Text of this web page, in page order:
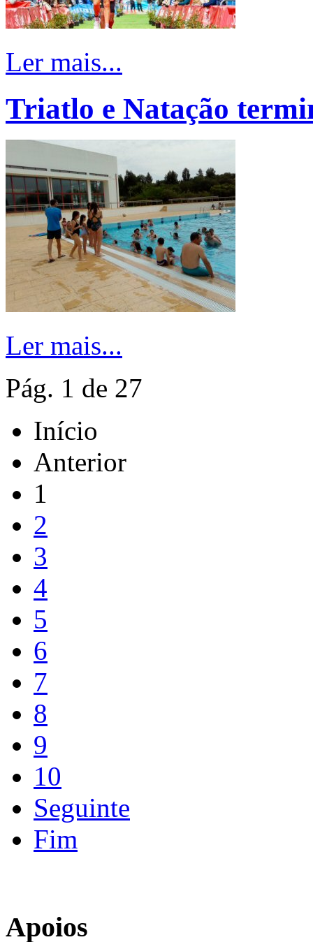
Ler mais...
Triatlo e Natação
Ler mais...
Pág. 1 de 27
Início
Anterior
1
2
3
4
5
6
7
8
9
10
Seguinte
Fim
Apoios